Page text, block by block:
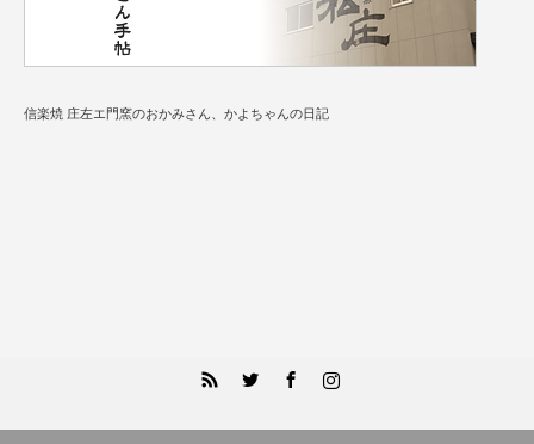
信楽焼 庄左エ門窯のおかみさん、かよちゃんの日記